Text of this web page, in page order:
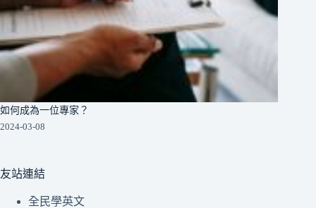
如何成為一位專家？
2024-03-08
友站連結
全民學英文